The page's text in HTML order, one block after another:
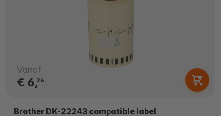
Vanaf
€ 6,26
Brother DK-22243 compatible label